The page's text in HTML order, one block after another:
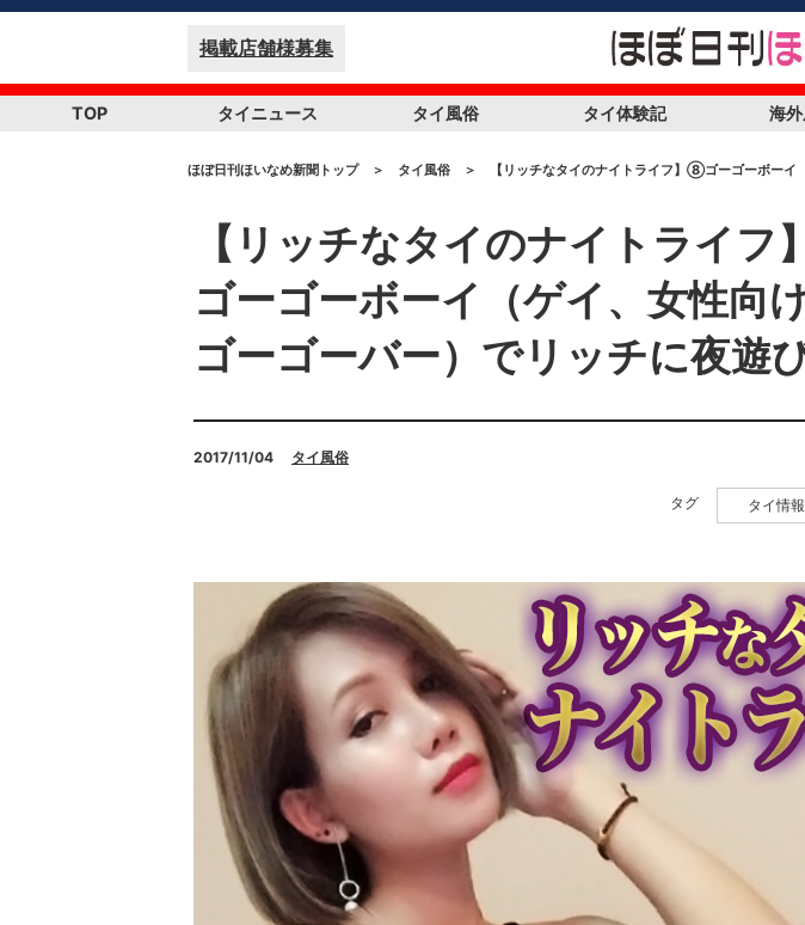
掲載店舗様募集
TOP タイニュース タイ風俗 タイ体験記 海
ほぼ日刊ほいなめ新聞トップ ＞ タイ風俗 ＞ 【リッチなタイのナイトライフ】⑧ゴーゴーボー
【リッチなタイのナイトライ
ゴーゴーボーイ（ゲイ、女性向
ゴーゴーバー）でリッチに夜遊
2017/11/04 タイ風俗
タグ タイ情報